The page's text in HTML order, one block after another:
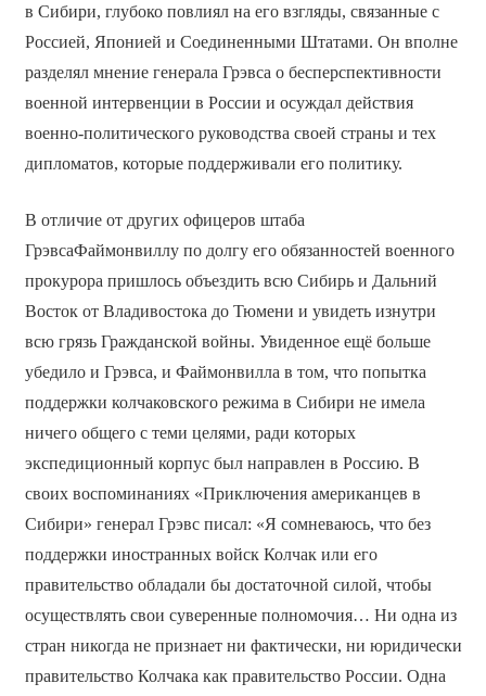
в Сибири, глубоко повлиял на его взгляды, связанные с
Россией, Японией и Соединенными Штатами. Он вполне
разделял мнение генерала Грэвса о бесперспективности
военной интервенции в России и осуждал действия
военно-политического руководства своей страны и тех
дипломатов, которые поддерживали его политику.
В отличие от других офицеров штаба
ГрэвсаФаймонвиллу по долгу его обязанностей военного
прокурора пришлось объездить всю Сибирь и Дальний
Восток от Владивостока до Тюмени и увидеть изнутри
всю грязь Гражданской войны. Увиденное ещё больше
убедило и Грэвса, и Файмонвилла в том, что попытка
поддержки колчаковского режима в Сибири не имела
ничего общего с теми целями, ради которых
экспедиционный корпус был направлен в Россию. В
своих воспоминаниях «Приключения американцев в
Сибири» генерал Грэвс писал: «Я сомневаюсь, что без
поддержки иностранных войск Колчак или его
правительство обладали бы достаточной силой, чтобы
осуществлять свои суверенные полномочия… Ни одна из
стран никогда не признает ни фактически, ни юридически
правительство Колчака как правительство России. Одна